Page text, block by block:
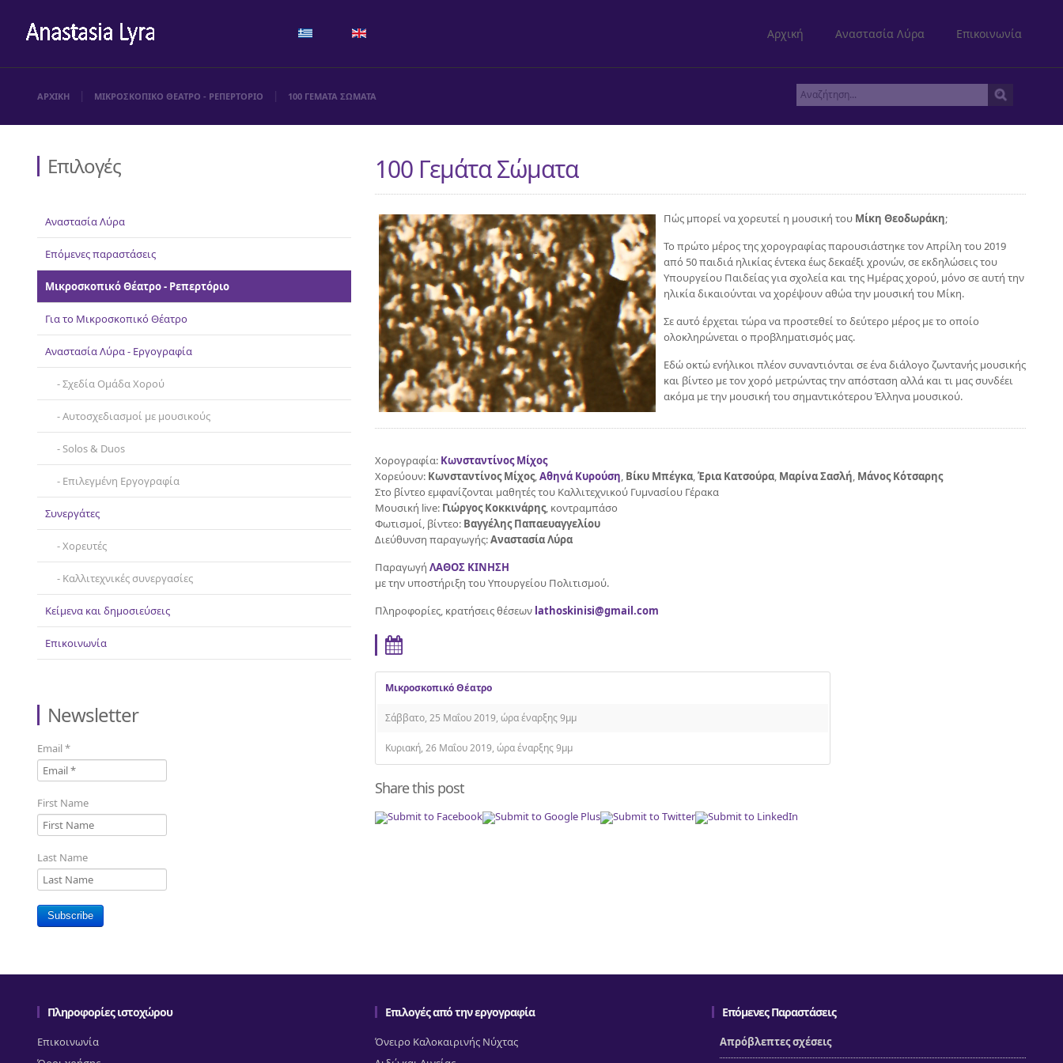
Αρχική Αναστασία Λύρα Επικοινωνία
ΑΡΧΙΚΗ ΜΙΚΡΟΣΚΟΠΙΚΟ ΘΕΑΤΡΟ - ΡΕΠΕΡΤΟΡΙΟ 100 ΓΕΜΑΤΑ ΣΩΜΑΤΑ
Επιλογές
Αναστασία Λύρα
Επόμενες παραστάσεις
Μικροσκοπικό Θέατρο - Ρεπερτόριο
Για το Μικροσκοπικό Θέατρο
Αναστασία Λύρα - Εργογραφία
Σχεδία Ομάδα Χορού
Αυτοσχεδιασμοί με μουσικούς
Solos & Duos
Επιλεγμένη Εργογραφία
Συνεργάτες
Χορευτές
Καλλιτεχνικές συνεργασίες
Κείμενα και δημοσιεύσεις
Επικοινωνία
Newsletter
Email*
First Name
Last Name
Subscribe
100 Γεμάτα Σώματα
Πώς μπορεί να χορευτεί η μουσική του Μίκη Θεοδωράκη;
Το πρώτο μέρος της χορογραφίας παρουσιάστηκε τον Απρίλη του 2019
από 50 παιδιά ηλικίας έντεκα έως δεκαέξι χρονών, σε εκδηλώσεις του
Υπουργείου Παιδείας για σχολεία και της Ημέρας χορού, μόνο σε αυτή την
ηλικία δικαιούνται να χορέψουν αθώα την μουσική του Μίκη.
Σε αυτό έρχεται τώρα να προστεθεί το δεύτερο μέρος με το οποίο
ολοκληρώνεται ο προβληματισμός μας.
Εδώ οκτώ ενήλικοι πλέον συναντιόνται σε ένα διάλογο ζωντανής μουσικής
και βίντεο με τον χορό μετρώντας την απόσταση αλλά και τι μας συνδέει
ακόμα με την μουσική του σημαντικότερου Έλληνα μουσικού.
Χορογραφία: Κωνσταντίνος Μίχος
Χορεύουν: Κωνσταντίνος Μίχος,Αθηνά Κυρούση, Βίκυ Μπέγκα,Έρια Κατσούρα, Μαρίνα Σασλή, Μάνος Κότσαρης
Στο βίντεο εμφανίζονται μαθητές του Καλλιτεχνικού Γυμνασίου Γέρακα
Μουσική live: Γιώργος Κοκκινάρης, κοντραμπάσο
Φωτισμοί, βίντεο:Βαγγέλης Παπαευαγγελίου
Διεύθυνση παραγωγής:Αναστασία Λύρα
Παραγωγή ΛΑΘΟΣ ΚΙΝΗΣΗ
με την υποστήριξη του Υπουργείου Πολιτισμού.
Πληροφορίες, κρατήσεις θέσεων lathoskinisi@gmail.com
Μικροσκοπικό Θέατρο
Σάββατο, 25 Μαΐου 2019, ώρα έναρξης 9μμ
Κυριακή, 26 Μαΐου 2019, ώρα έναρξης 9μμ
Share this post
Πληροφορίες ιστοχώρου
Επικοινωνία
Επιλογές από την εργογραφία
Όνειρο Καλοκαιρινής Νύχτας
Επόμενες Παραστάσεις
Απρόβλεπτες σχέσεις